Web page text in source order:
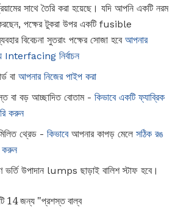
সাথে তৈরি করা হয়েছে। যদি আপনি একটি নরম
করছেন, পক্ষের টুকরা উপর একটি fusible
বিবেচনা সুতরাং পক্ষের সোজা হবে আপনার
Interfacing নির্বাচন
বা আপনার নিজের পাইপ করা
বা বড় আচ্ছাদিত বোতাম - কিভাবে একটি ফ্যাব্রিক
করুন
থ্রেড - কিভাবেআপনার কাপড় মেলে সঠিক রঙ
করুন
ভর্তি উপাদান lumps ছাড়াই বালিশ স্টাফ হবে।
14 জন্য "প্রশস্ত বাল্ব